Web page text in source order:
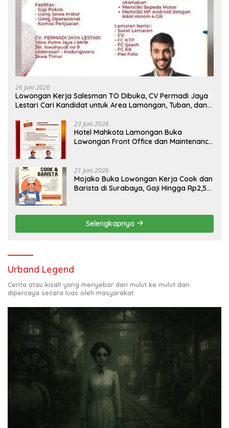
26 Juni 2026
Lowongan Kerja Salesman TO Dibuka, CV Permadi Jaya
Lestari Cari Kandidat untuk Area Lamongan, Tuban, dan
23 Juni 2026
Hotel Mahkota Lamongan Buka
Lowongan Front Office dan Maintenance
21 Juni 2026
Mojako Buka Lowongan Kerja Cook dan
Barista di Surabaya, Gaji Hingga Rp2,5
Selengkapnya
Urband Legend
Cerita atau kisah yang menyebar dari mulut ke mulut dan
dipercaya secara luas oleh masyarakat